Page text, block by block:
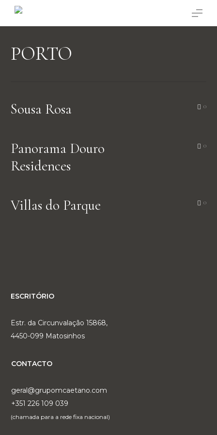
Saltar
conteúdo
principal
Menu
PORTO
Sousa Rosa 0
Panorama Douro
Residences
0
Villas do Parque 0
ESCRITÓRIO
Estr. da Circunvalação 15868,
4450-099 Matosinhos
CONTACTO
geral@grupomcaetano.com
+351 226 109 039
(chamada para a rede fixa nacional)